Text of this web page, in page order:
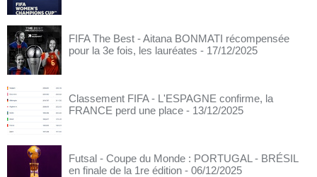
FIFA The Best - Aitana BONMATI récompensée
pour la 3e fois, les lauréates - 17/12/2025
Classement FIFA - L'ESPAGNE confirme, la
FRANCE perd une place - 13/12/2025
Futsal - Coupe du Monde : PORTUGAL - BRÉSIL
en finale de la 1re édition - 06/12/2025